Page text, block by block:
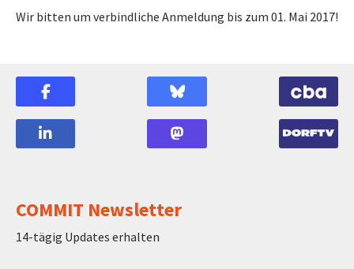
Wir bitten um verbindliche Anmeldung bis zum 01. Mai 2017!
COMMIT Newsletter
14-tägig Updates erhalten